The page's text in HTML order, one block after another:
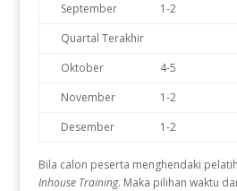
September
1-2
Quartal Terakhir
Oktober
4-5
November
1-2
Desember
1-2
Bila calon peserta menghendaki
Inhouse Training. Maka pilihan waktu